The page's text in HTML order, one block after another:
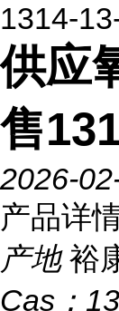
1314-
供应
售
2026-
产品详
产地 裕
Cas：